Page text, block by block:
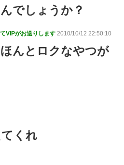
でしょうか？
VIPがお送りします 2010/10/12 22:50:10
んとロクなやつが
くれ